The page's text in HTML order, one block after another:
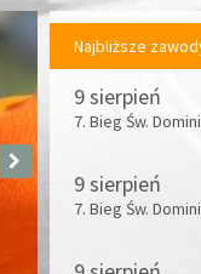
Najbliższe
9 sierpień
7. Bieg Św.
9 sierpień
7. Bieg Św.